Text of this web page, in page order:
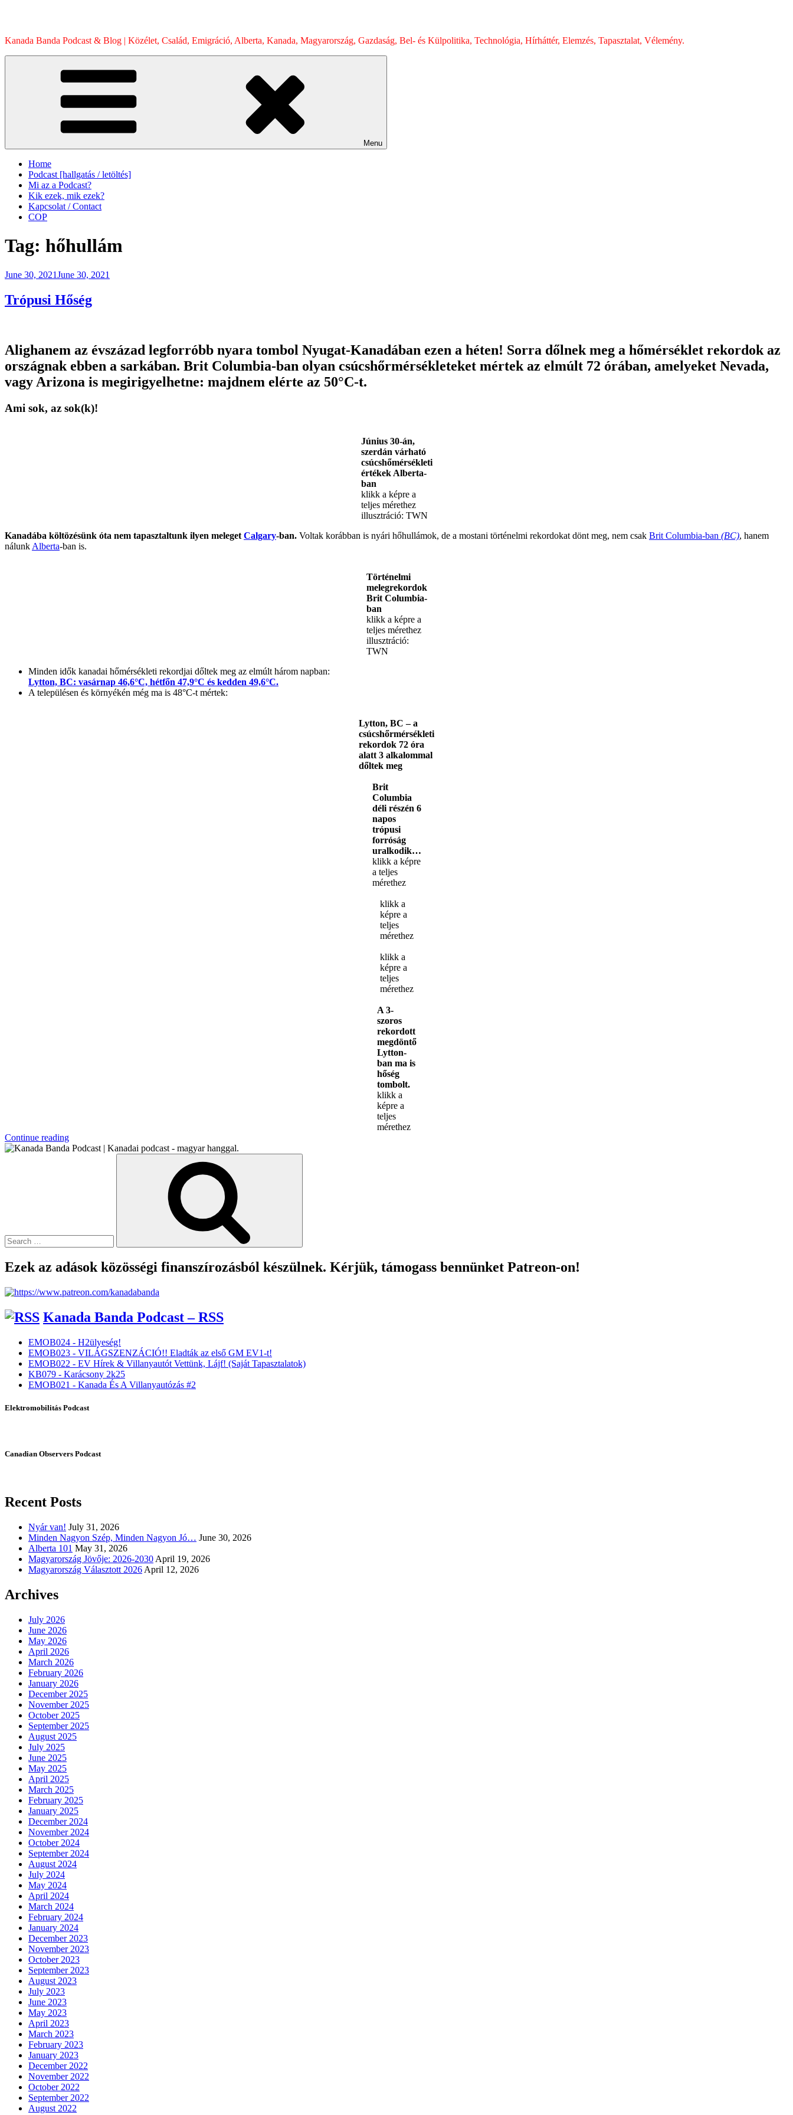
Kanada Banda Podcast & Blog | Közélet, Család, Emigráció, Alberta, Kanada, Magyarország, Gazdaság, Bel- és Külpolitika, Technológia, Hírháttér, Elemzés, Tapasztalat, Vélemény.
Menu
Home
Podcast [hallgatás / letöltés]
Mi az a Podcast?
Kik ezek, mik ezek?
Kapcsolat / Contact
COP
Tag: hőhullám
Posted
June 30, 2021June 30, 2021
Trópusi Hőség
Alighanem az évszázad legforróbb nyara tombol Nyugat-Kanadában ezen a héten! Sorra dőlnek meg a hőmérséklet rekordok az
országnak ebben a sarkában. Brit Columbia-ban olyan csúcshőrmérsékleteket mértek az elmúlt 72 órában, amelyeket Nevada,
vagy Arizona is megirigyelhetne: majdnem elérte az 50°C-t.
Ami sok, az sok(k)!
Június 30-án,
szerdán várható
csúcshőmérsékleti
értékek Alberta-
ban
klikk a képre a
teljes mérethez
illusztráció: TWN
Kanadába költözésünk óta nem tapasztaltunk ilyen meleget Calgary-ban. Voltak korábban is nyári hőhullámok, de a mostani történelmi rekordokat dönt meg, nem csak Brit Columbia-ban (BC), hanem
nálunk Alberta-ban is.
Történelmi
melegrekordok
Brit Columbia-
ban
klikk a képre a
teljes mérethez
illusztráció:
TWN
Minden idők kanadai hőmérsékleti rekordjai dőltek meg az elmúlt három napban:
Lytton, BC: vasárnap 46,6°C, hétfőn 47,9°C és kedden 49,6°C.
A településen és környékén még ma is 48°C-t mértek:
Lytton, BC – a
csúcshőrmérsékleti
rekordok 72 óra
alatt 3 alkalommal
dőltek meg
Brit
Columbia
déli részén 6
napos
trópusi
forróság
uralkodik…
klikk a képre
a teljes
mérethez
klikk a
képre a
teljes
mérethez
klikk a
képre a
teljes
mérethez
A 3-
szoros
rekordott
megdöntő
Lytton-
ban ma is
hőség
tombolt.
klikk a
képre a
teljes
mérethez
Continue reading“Trópusi
Hőség”
Ezek az adások közösségi finanszírozásból készülnek. Kérjük, támogass bennünket Patreon-on!
Kanada Banda Podcast – RSS
EMOB024 - H2ülyeség!
EMOB023 - VILÁGSZENZÁCIÓ!! Eladták az első GM EV1-t!
EMOB022 - EV Hírek & Villanyautót Vettünk, Lájf! (Saját Tapasztalatok)
KB079 - Karácsony 2k25
EMOB021 - Kanada És A Villanyautózás #2
Elektromobilitás Podcast
Canadian Observers Podcast
Recent Posts
Nyár van! July 31, 2026
Minden Nagyon Szép, Minden Nagyon Jó… June 30, 2026
Alberta 101 May 31, 2026
Magyarország Jövője: 2026-2030 April 19, 2026
Magyarország Választott 2026 April 12, 2026
Archives
July 2026
June 2026
May 2026
April 2026
March 2026
February 2026
January 2026
December 2025
November 2025
October 2025
September 2025
August 2025
July 2025
June 2025
May 2025
April 2025
March 2025
February 2025
January 2025
December 2024
November 2024
October 2024
September 2024
August 2024
July 2024
May 2024
April 2024
March 2024
February 2024
January 2024
December 2023
November 2023
October 2023
September 2023
August 2023
July 2023
June 2023
May 2023
April 2023
March 2023
February 2023
January 2023
December 2022
November 2022
October 2022
September 2022
August 2022